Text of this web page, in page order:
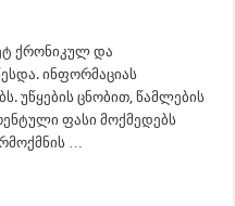
ქრონიკულ და
ინფორმაციას
უწყების ცნობით, წამლების
ფასი მოქმედებს
…